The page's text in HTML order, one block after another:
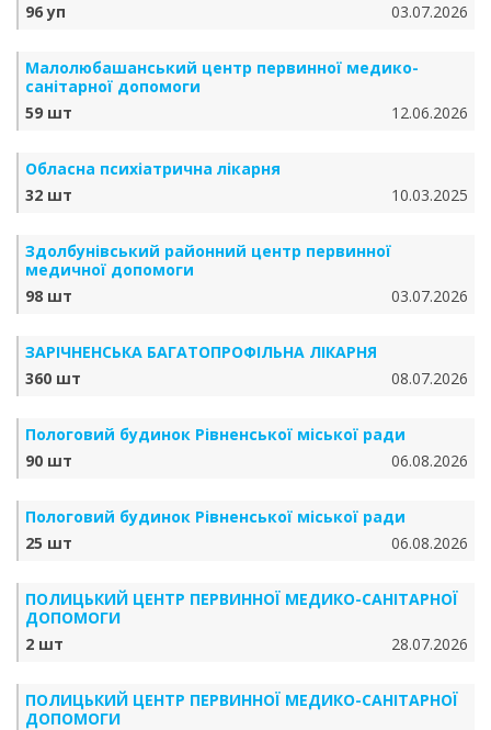
96 уп
03.07.2026
Малолюбашанський центр первинної медико-
санітарної допомоги
59 шт
12.06.2026
Обласна психіатрична лікарня
32 шт
10.03.2025
Здолбунівський районний центр первинної
медичної допомоги
98 шт
03.07.2026
ЗАРІЧНЕНСЬКА БА­ГА­ТО­ПРО­ФІЛЬ­НА ЛІКАРНЯ
360 шт
08.07.2026
Пологовий будинок Рівненської міської ради
90 шт
06.08.2026
Пологовий будинок Рівненської міської ради
25 шт
06.08.2026
ПОЛИЦЬКИЙ ЦЕНТР ПЕРВИННОЇ МЕДИКО-САНІТАРНОЇ
ДОПОМОГИ
2 шт
28.07.2026
ПОЛИЦЬКИЙ ЦЕНТР ПЕРВИННОЇ МЕДИКО-САНІТАРНОЇ
ДОПОМОГИ